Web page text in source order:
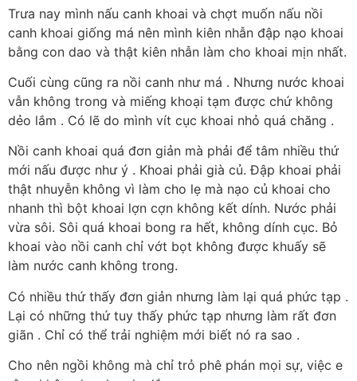
Trưa nay mình nấu canh khoai và chợt muốn nấu nồi
canh khoai giống má nên mình kiên nhẫn đập nạo khoai
bằng con dao và thật kiên nhẫn làm cho khoai mịn nhất.
Cuối cùng cũng ra nồi canh như má . Nhưng nước khoai
vẫn không trong và miếng khoại tạm được chứ không
dẻo lắm . Có lẽ do mình vít cục khoai nhỏ quá chăng .
Nồi canh khoai quá đơn giản mà phải để tâm nhiều thứ
mới nấu được như ý . Khoai phải già củ. Đập khoai phải
thật nhuyễn không vì làm cho lẹ mà nạo củ khoai cho
nhanh thì bột khoai lợn cợn không kết dính. Nước phải
vừa sôi. Sôi quá khoai bong ra hết, không dính cục. Bỏ
khoai vào nồi canh chỉ vớt bọt không được khuấy sẽ
làm nước canh không trong.
Có nhiều thứ thấy đơn giản nhưng làm lại quá phức tạp .
Lại có những thứ tuy thấy phức tạp nhưng làm rất đơn
giãn . Chỉ có thể trải nghiệm mới biết nó ra sao .
Cho nên ngồi không mà chỉ trỏ phê phán mọi sự, việc e